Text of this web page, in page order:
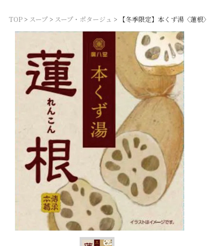
TOP スープ スープ・ポタージュ 【冬季限定】本くず湯〈蓮根〉